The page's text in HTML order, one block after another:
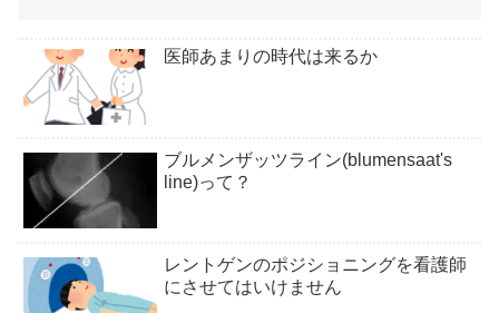
医師あまりの時代は来るか
ブルメンザッツライン(blumensaat's
line)って？
レントゲンのポジショニングを看護師
にさせてはいけません